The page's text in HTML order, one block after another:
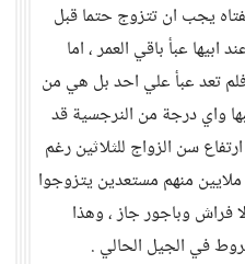
يجب ان تتزوج حتما قبل
ابيها عبأ باقي العمر ، اما
تعد عبأ علي احد بل هي من
واي درجة من النرجسية قد
سن الزواج للثلاثين رغم
منهم مستعدين يتزوجوا
فراش وباجور جاز ، وهذا
في الجيل الحالي .